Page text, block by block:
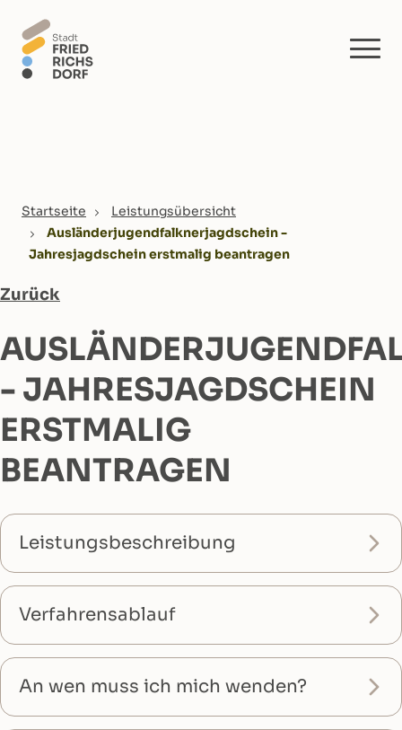
You are here:
Startseite
Leistungsübersicht
Ausländerjugendfalknerjagdschein -
Jahresjagdschein erstmalig beantragen
Zurück
- JAHRESJAGDSCHEIN
ERSTMALIG
BEANTRAGEN
Leistungsbeschreibung
Verfahrensablauf
An wen muss ich mich wenden?